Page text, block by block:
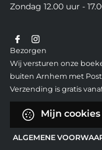
Zondag 12.00 uur -
Bezorgen
Wij versturen onze
buiten Arnhem met
Verzending is gratis
Mijn
ALGEMENE